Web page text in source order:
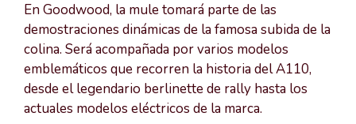
En Goodwood, la mule tomará parte de las
demostraciones dinámicas de la famosa subida de la
colina. Será acompañada por varios modelos
emblemáticos que recorren la historia del A110,
desde el legendario berlinette de rally hasta los
actuales modelos eléctricos de la marca.